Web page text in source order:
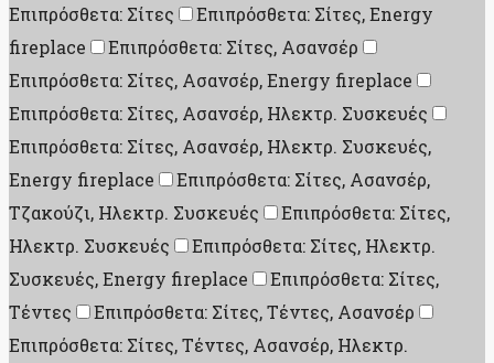
Επιπρόσθετα: Σίτες
Επιπρόσθετα: Σίτες, Energy
fireplace
Επιπρόσθετα: Σίτες, Ασανσέρ
Επιπρόσθετα: Σίτες, Ασανσέρ, Energy fireplace
Επιπρόσθετα: Σίτες, Ασανσέρ, Ηλεκτρ. Συσκευές
Επιπρόσθετα: Σίτες, Ασανσέρ, Ηλεκτρ. Συσκευές,
Energy fireplace
Επιπρόσθετα: Σίτες, Ασανσέρ,
Τζακούζι, Ηλεκτρ. Συσκευές
Επιπρόσθετα: Σίτες,
Ηλεκτρ. Συσκευές
Επιπρόσθετα: Σίτες, Ηλεκτρ.
Συσκευές, Energy fireplace
Επιπρόσθετα: Σίτες,
Τέντες
Επιπρόσθετα: Σίτες, Τέντες, Ασανσέρ
Επιπρόσθετα: Σίτες, Τέντες, Ασανσέρ, Ηλεκτρ.